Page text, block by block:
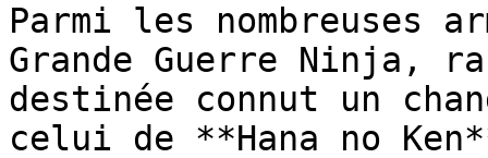
Parmi les nombreuses
Grande Guerre Ninja,
destinée connut un
celui de **Hana no